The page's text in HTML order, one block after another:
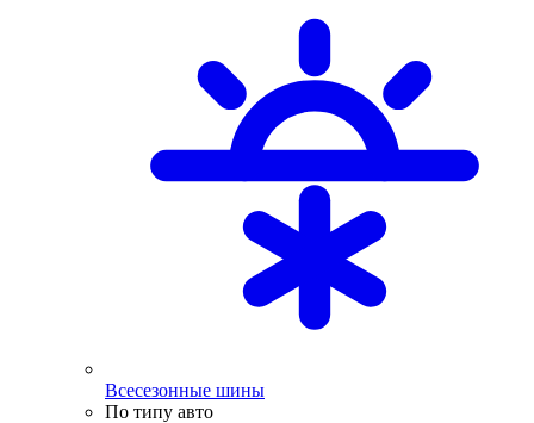
Всесезонные шины
По типу авто